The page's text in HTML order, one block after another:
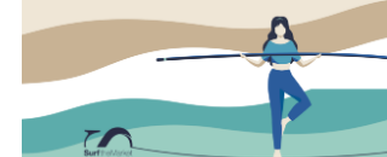
posizionamento
dinamico
brand?